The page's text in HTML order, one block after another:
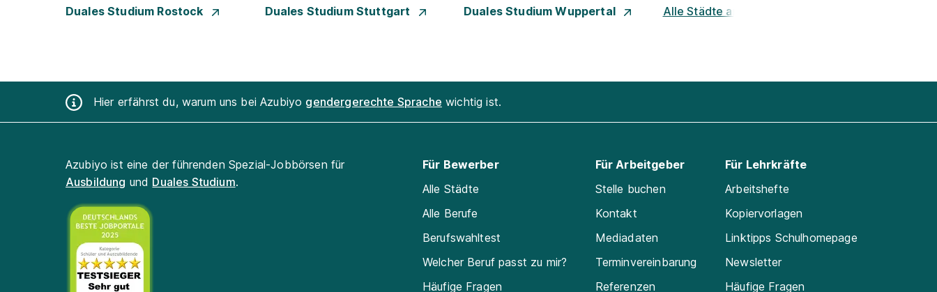
Duales Studium Rostock Duales Studium Stuttgart Duales Studium Wuppertal Alle Städte ansehen
Hier erfährst du, warum uns bei Azubiyo gendergerechte Sprache wichtig ist.
Azubiyo ist eine der führenden Spezial-Jobbörsen für
Ausbildung und Duales Studium.
Für Bewerber
Alle Städte
Alle Berufe
Berufswahltest
Welcher Beruf passt zu mir?
Häufige Fragen
Für Arbeitgeber
Stelle buchen
Kontakt
Mediadaten
Terminvereinbarung
Referenzen
Für Lehrkräfte
Arbeitshefte
Kopiervorlagen
Linktipps Schulhomepage
Newsletter
Häufige Fragen